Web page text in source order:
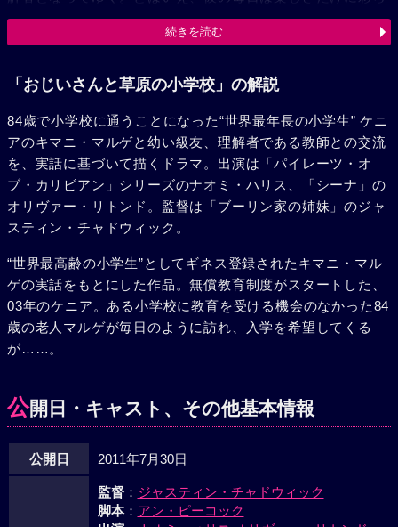
れたものではなかった。50年前の悪夢が毎夜、彼を苦しめ続
けていたのだ。独立戦争の兵士として闘う中で、愛する妻子
……。過去に打ち勝つため、未来を変えるため、マルゲは勉
して政府までをも動かしてゆく。
続きを読む
「おじいさんと草原の小学校」の解説
84歳で小学校に通うことになった“世界最年長の小学生” ケニ
アのキマニ・マルゲと幼い級友、理解者である教師との交流
を、実話に基づいて描くドラマ。出演は「パイレーツ・オ
ブ・カリビアン」シリーズのナオミ・ハリス、「シーナ」の
オリヴァー・リトンド。監督は「ブーリン家の姉妹」のジャ
スティン・チャドウィック。
“世界最高齢の小学生”としてギネス登録されたキマニ・マル
ゲの実話をもとにした作品。無償教育制度がスタートした、
03年のケニア。ある小学校に教育を受ける機会のなかった84
歳の老人マルゲが毎日のように訪れ、入学を希望してくる
が……。
公開日・キャスト、その他基本情報
公開日 2011年7月30日
監督： ジャスティン・チャドウィック
脚本： アン・ピーコック